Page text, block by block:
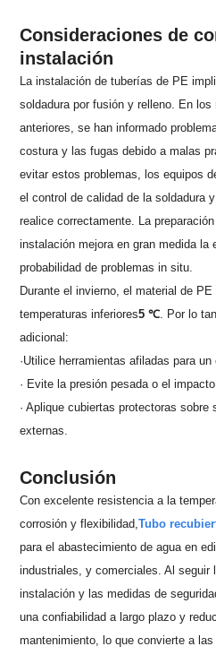
Consideraciones de
instalación
La instalación de tuberías de PE
soldadura por fusión y relleno. En
anteriores, se han informado
costura y las fugas debido a malas
evitar estos problemas, los equipos
el control de calidad de la soldadura
realice correctamente. La
instalación mejora en gran medida la
probabilidad de problemas in situ.
Durante el invierno, el material de
temperaturas inferiores5 ℃ . Por lo
adicional:
·Utilice herramientas afiladas para un
· Evite la presión pesada o el
· Aplique cubiertas protectoras
externas.
Conclusión
Con excelente resistencia a la
corrosión y flexibilidad,Tubo
para el abastecimiento de agua en
industriales, y comerciales. Al seguir
instalación y las medidas de
una confiabilidad a largo plazo y
mantenimiento, lo que convierte a